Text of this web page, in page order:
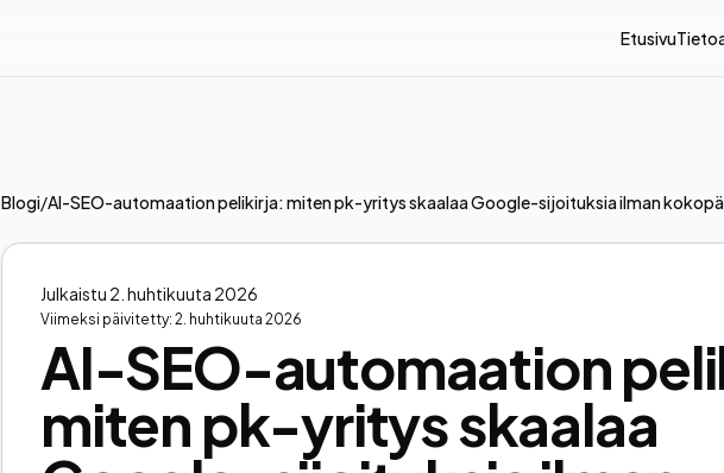
Etusivu
Blogi/AI-SEO-automaation pelikirja: miten pk-yritys skaalaa Google-sijoituksia ilman
Julkaistu 2. huhtikuuta 2026
Viimeksi päivitetty: 2. huhtikuuta 2026
AI-SEO-automaation
miten pk-yritys skaalaa